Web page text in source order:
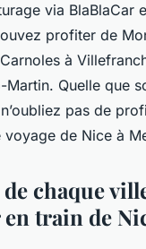
via BlaBlaCar
profiter de
à
Martin. Quelle que
pas de
de Nice à
chaque
en train de